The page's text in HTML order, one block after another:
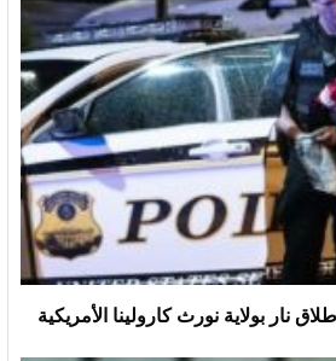
نار بولاية نورث كارولينا الأمريكية